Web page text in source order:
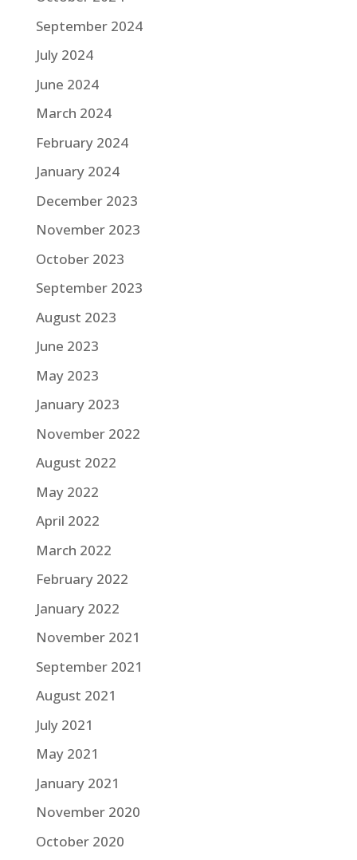
September 2024
July 2024
June 2024
March 2024
February 2024
January 2024
December 2023
November 2023
October 2023
September 2023
August 2023
June 2023
May 2023
January 2023
November 2022
August 2022
May 2022
April 2022
March 2022
February 2022
January 2022
November 2021
September 2021
August 2021
July 2021
May 2021
January 2021
November 2020
October 2020